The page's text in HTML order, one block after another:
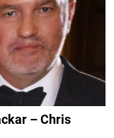
– Chris